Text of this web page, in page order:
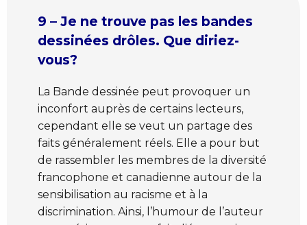
9 – Je ne trouve pas les bandes
dessinées drôles. Que diriez-
vous?
La Bande dessinée peut provoquer un
inconfort auprès de certains lecteurs,
cependant elle se veut un partage des
faits généralement réels. Elle a pour but
de rassembler les membres de la diversité
francophone et canadienne autour de la
sensibilisation au racisme et à la
discrimination. Ainsi, l’humour de l’auteur